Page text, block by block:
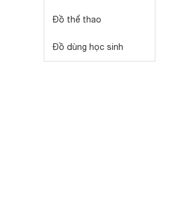
Đồ thể thao
Đồ dùng học sinh